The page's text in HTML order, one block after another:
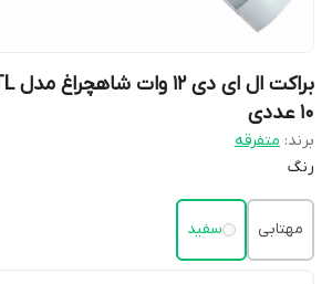
۱۰ عددی
برند: متفرقه
رنگ
مهتابی سفید